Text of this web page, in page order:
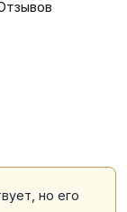
но его